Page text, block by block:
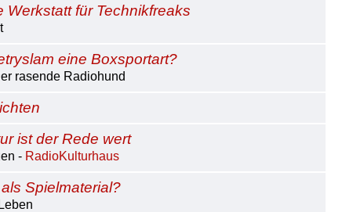
Werkstatt für Technikfreaks
eine Boxsportart?
rasende Radiohund
ist der Rede wert
- RadioKulturhaus
Spielmaterial?